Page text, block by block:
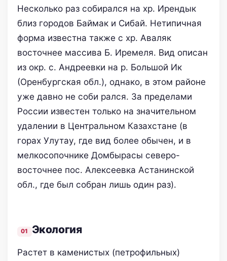
Несколько раз собирался на хр. Ирендык
близ городов Баймак и Сибай. Нетипичная
форма известна также с хр. Аваляк
восточнее массива Б. Иремеля. Вид описан
из окр. с. Андреевки на р. Большой Ик
(Оренбургская обл.), однако, в этом районе
уже давно не соби­ рался. За пределами
России известен только на значительном
удалении в Центральном Казахстане (в
горах Улутау, где вид более обычен, и в
мелкосопочнике Домбырасы северо-
восточнее пос. Алексеевка Астанинской
обл., где был собран лишь один раз).
Экология
Растет в каменистых (петрофильных)